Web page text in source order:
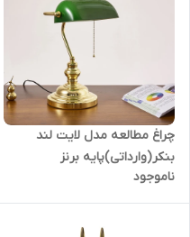
چراغ مطالعه مدل لایت لند
بنکر(وارداتی)پایه برنز
ناموجود